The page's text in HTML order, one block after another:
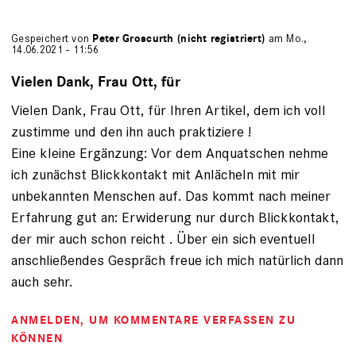
Gespeichert von Peter Groscurth (nicht registriert) am Mo.,
14.06.2021 - 11:56
Vielen Dank, Frau Ott, für
Vielen Dank, Frau Ott, für Ihren Artikel, dem ich voll
zustimme und den ihn auch praktiziere !
Eine kleine Ergänzung: Vor dem Anquatschen nehme
ich zunächst Blickkontakt mit Anlächeln mit mir
unbekannten Menschen auf. Das kommt nach meiner
Erfahrung gut an: Erwiderung nur durch Blickkontakt,
der mir auch schon reicht . Über ein sich eventuell
anschließendes Gespräch freue ich mich natürlich dann
auch sehr.
ANMELDEN, UM KOMMENTARE VERFASSEN ZU
KÖNNEN